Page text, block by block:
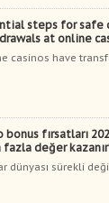
steps for safe
at online
casinos have
bonus fırsatları
fazla değer
dünyası sürekli